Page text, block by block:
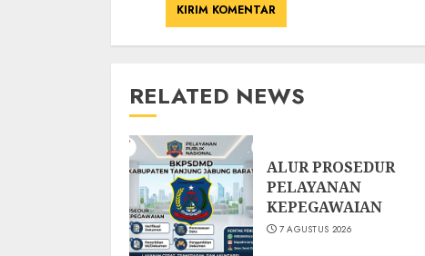
RELATED NEWS
ALUR PROSEDUR
PELAYANAN
KEPEGAWAIAN
7 AGUSTUS 2026